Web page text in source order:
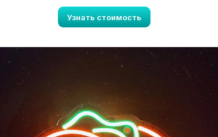
Узнать стоимость